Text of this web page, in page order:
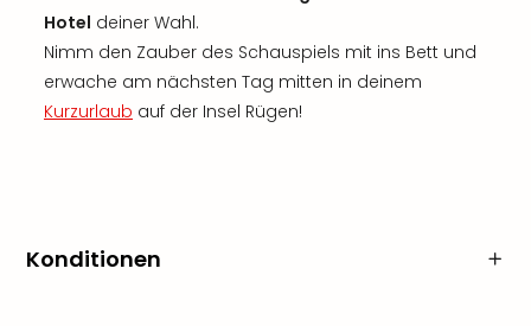
Hotel deiner Wahl.
Nimm den Zauber des Schauspiels mit ins Bett und
erwache am nächsten Tag mitten in deinem
Kurzurlaub auf der Insel Rügen!
Konditionen